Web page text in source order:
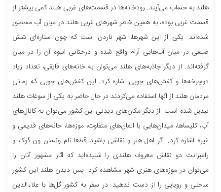
هلند به حساب می‌آیند. رودخانه‌ها در قسمت‌های غربی هلند کمی بیشتر از
قسمت غربی بوده، به همین خاطر شهرهای غربی هلند در میان آب محصور
شده‌اند. یکی از این شهرها، شهر ناردن است که چون ستاره‌ای شش
ضلعی در میان آب‌هایی آرام واقع شده و درختانی انبوه آن را در میان
گرفته‌اند. از دیگر جاذبه‌های هلند می‌توان به خانه‌های قایقی، تعداد زیاد
دوچرخه‌ها و کفش‌های چوبی اشاره کرد. این کفش‌های چوبی که زمانی
مردمان هلند از آنها استفاده می‌کردند در حال حاضر به یکی از سوغات هلند
تبدیل شده است. از دیگر مکان‌های دیدنی این کشور می‌توان به کانال‌های
آب، کلیساها، میدان‌هایی با المان‌های متفاوت، موزه‌ها، خانه‌های قدیمی و
غیره اشاره کرد. اگر اهل هنر و نقاشی باشید قطعا نام ونسان ون گوک و
رامبرانت دو نقاش معروف هلندی را شنیده‌اید که آثار مشهور آنان را
می‌توان در موزه‌های هنری شهر مشاهده کرد. پس دیدن هلند این کشور
ساحلی و رویایی را از دست ندهید. در سفر به کشور گل‌ها با علاءالدین